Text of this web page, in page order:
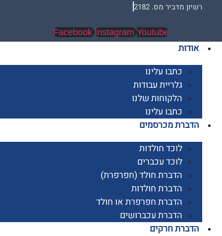
מדביר מס. 2182
Facebook Instagram
כתבו עלינו
גלריית עבודות
הלקוחות שלנו
כתבו עלינו
מכרסמים
לוכד חולדות
לוכד עכברים
הדברת חולד (חפרפרת)
הדברת חולדות
הדברת חפרפרת או חולד
הדברת עכברושים
חרקים